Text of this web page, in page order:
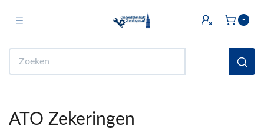
(Doe het zelf)
(Huishouden en Wonen)
Toggle navigation -
ATO Zekeringen